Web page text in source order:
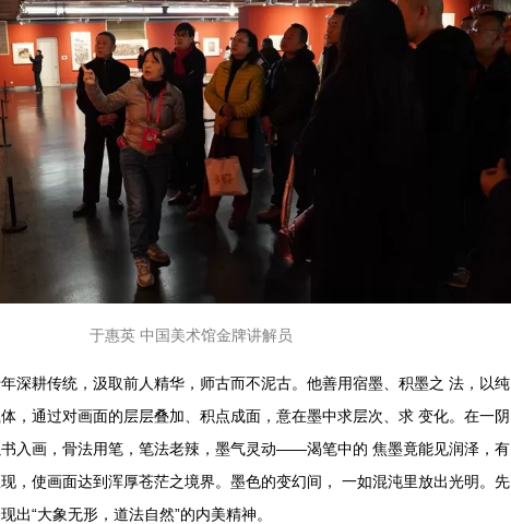
于惠英 中国美术馆金牌讲解员
深耕传统，汲取前人精华，师古而不泥古。他善用宿墨、积墨之 法，以纯
，通过对画面的层层叠加、积点成面，意在墨中求层次、求 变化。在一阴
入画，骨法用笔，笔法老辣，墨气灵动——渴笔中的 焦墨竟能见润泽，有
，使画面达到浑厚苍茫之境界。墨色的变幻间， 一如混沌里放出光明。先
出“大象无形，道法自然”的内美精神。